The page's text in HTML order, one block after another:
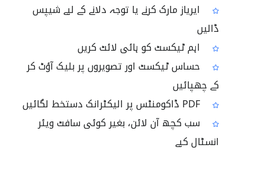
ایریاز مارک کرنے یا توجہ دلانے کے لیے شیپس
ڈالیں
اہم ٹیکسٹ کو ہائی لائٹ کریں
حساس ٹیکسٹ اور تصویروں پر بلیک آؤٹ کر
کے چھپائیں
سب کچھ آن لائن، بغیر کوئی سافٹ ویئر
انسٹال کیے